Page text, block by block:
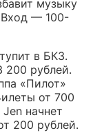
музыку
Вход — 100-
в БКЗ.
200 рублей.
«Пилот»
от 700
начнет
200 рублей.